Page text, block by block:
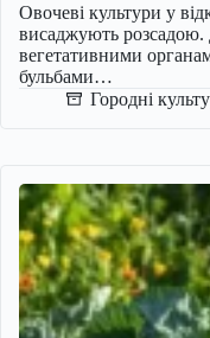
Овочеві культури у
висаджують розсадою.
вегетативними
бульбами…
Городні